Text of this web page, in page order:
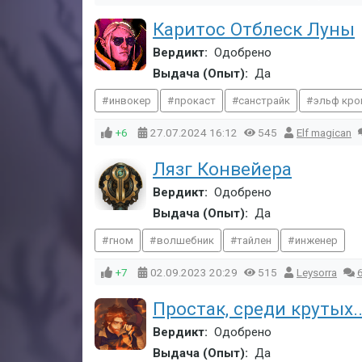
Каритос Отблеск Луны
Вердикт: Одобрено
Выдача (Опыт): Да
инвокер прокаст санстрайк эльф
+6 27.07.2024 16:12 545 Elf magican
Лязг Конвейера
Вердикт: Одобрено
Выдача (Опыт): Да
гном волшебник тайлен инженер
+7 02.09.2023 20:29 515 Leysorra 6
Простак, среди
Вердикт: Одобрено
Выдача (Опыт): Да